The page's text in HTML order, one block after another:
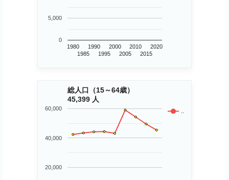
1980
1985
1990
1995
2000
2005
2010
2015
2020
0
5,000
総人口（15～64歳）
45,399 人
..
20,000
40,000
60,000